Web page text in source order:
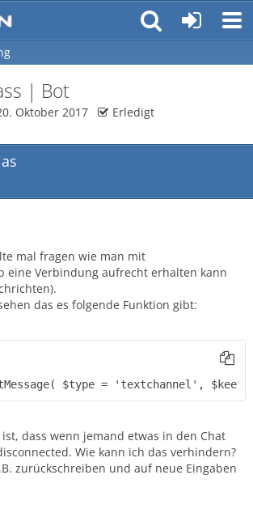
| Bot
Oktober 2017 Erledigt
mal fragen wie man mit
eine Verbindung aufrecht erhalten kann
das es folgende Funktion gibt:
$type = 'textchannel',
dass wenn jemand etwas in den Chat
Wie kann ich das verhindern?
zurückschreiben und auf neue Eingaben